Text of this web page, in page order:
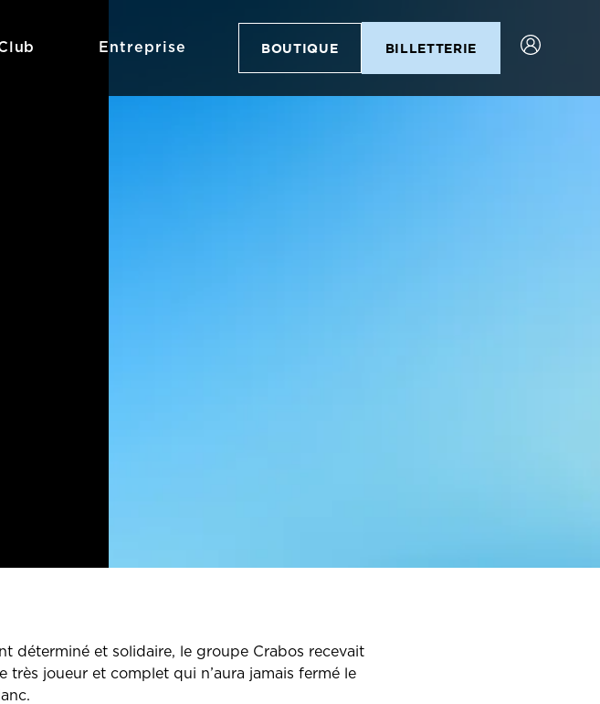
Entreprise BOUTIQUE BILLETTERIE
déterminé et solidaire, le groupe Crabos recevait
très joueur et complet qui n’aura jamais fermé le